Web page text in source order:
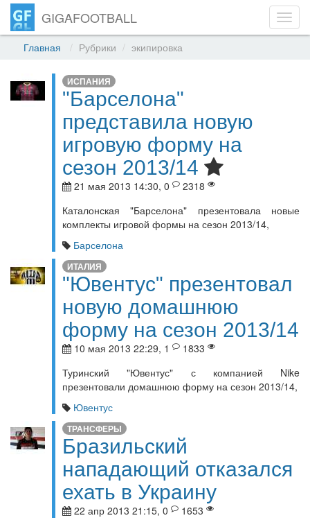
GIGAFOOTBALL
Главная Рубрики экипировка
ИСПАНИЯ
"Барселона"
представила новую
игровую форму на
сезон 2013/14
21 мая 2013 14:30, 0
2318
Каталонская "Барселона" презентовала новые
комплекты игровой формы на сезон 2013/14,
Барселона
ИТАЛИЯ
"Ювентус" презентовал
новую домашнюю
форму на сезон 2013/14
10 мая 2013 22:29, 1
1833
Туринский "Ювентус" с компанией Nike
презентовали домашнюю форму на сезон 2013/14,
Ювентус
ТРАНСФЕРЫ
Бразильский
нападающий отказался
ехать в Украину
22 апр 2013 21:15, 0
1653